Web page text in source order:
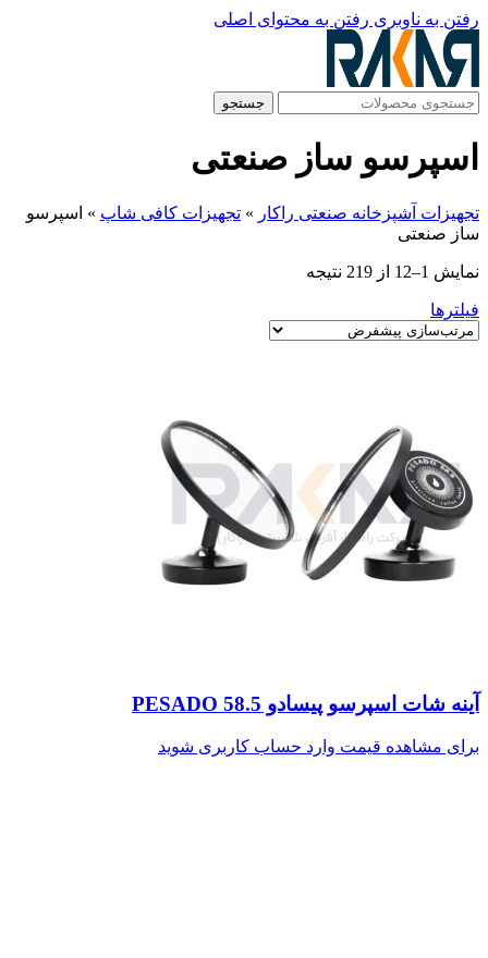
رفتن به ناوبری رفتن به محتوای اصلی
جستجو
اسپرسو ساز صنعتی
تجهیزات آشپزخانه صنعتی راکار » تجهیزات کافی شاپ » اسپرسو
ساز صنعتی
نمایش 1–12 از 219 نتیجه
فیلترها
آینه شات اسپرسو پیسادو PESADO 58.5
برای مشاهده قیمت وارد حساب کاربری شوید